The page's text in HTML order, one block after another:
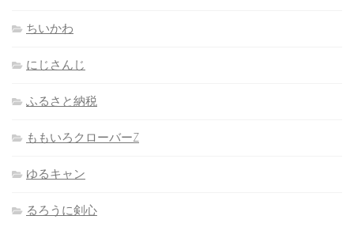
ちいかわ
にじさんじ
ふるさと納税
ももいろクローバーZ
ゆるキャン
るろうに剣心